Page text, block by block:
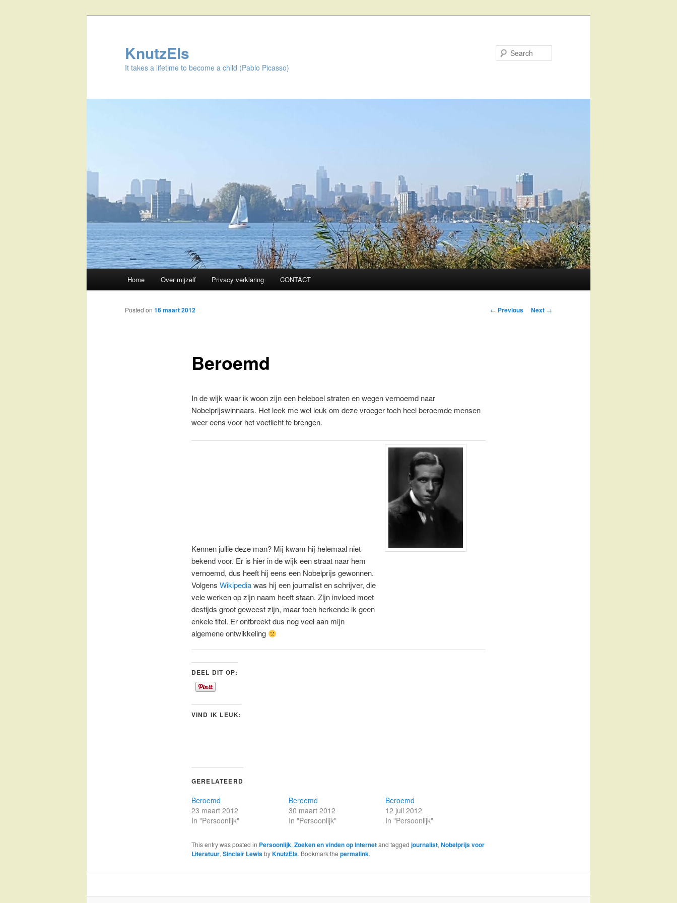
KnutzEls
It takes a lifetime to become a child (Pablo Picasso)
Skip
to
Home Over mijzelf Privacy verklaring CONTACT
Post
← Previous Next →
Beroemd
Posted on 16 maart 2012
In de wijk waar ik woon zijn een heleboel straten en wegen vernoemd naar
Nobelprijswinnaars. Het leek me wel leuk om deze vroeger toch heel beroemde mensen
weer eens voor het voetlicht te brengen.
Kennen jullie deze man? Mij kwam hij helemaal niet
bekend voor. Er is hier in de wijk een straat naar hem
vernoemd, dus heeft hij eens een Nobelprijs gewonnen.
Volgens Wikipediawas hij een journalist en schrijver, die
vele werken op zijn naam heeft staan. Zijn invloed moet
destijds groot geweest zijn, maar toch herkende ik geen
enkele titel. Er ontbreekt dus nog veel aan mijn
algemene ontwikkeling
DEEL DIT OP:
VIND IK LEUK:
GERELATEERD
Beroemd
23 maart 2012
In "Persoonlijk"
Beroemd
30 maart 2012
In "Persoonlijk"
Beroemd
12 juli 2012
In "Persoonlijk"
This entry was posted in Persoonlijk,Zoeken en vinden op internetand tagged journalist,Nobelprijs voor
Literatuur,Sinclair LewisbyKnutzEls. Bookmark the permalink.